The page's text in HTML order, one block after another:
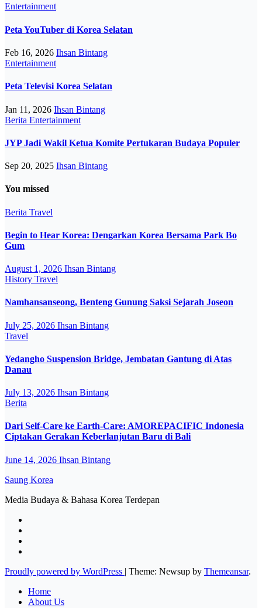
Entertainment
Peta YouTuber di Korea Selatan
Feb 16, 2026 Ihsan Bintang
Entertainment
Peta Televisi Korea Selatan
Jan 11, 2026 Ihsan Bintang
Berita Entertainment
JYP Jadi Wakil Ketua Komite Pertukaran Budaya Populer
Sep 20, 2025 Ihsan Bintang
You missed
Berita Travel
Begin to Hear Korea: Dengarkan Korea Bersama Park Bo
Gum
August 1, 2026 Ihsan Bintang
History Travel
Namhansanseong, Benteng Gunung Saksi Sejarah Joseon
July 25, 2026 Ihsan Bintang
Travel
Yedangho Suspension Bridge, Jembatan Gantung di Atas
Danau
July 13, 2026 Ihsan Bintang
Berita
Dari Self-Care ke Earth-Care: AMOREPACIFIC Indonesia
Ciptakan Gerakan Keberlanjutan Baru di Bali
June 14, 2026 Ihsan Bintang
Saung Korea
Media Budaya & Bahasa Korea Terdepan
Proudly powered by WordPress | Theme: Newsup by Themeansar.
Home
About Us